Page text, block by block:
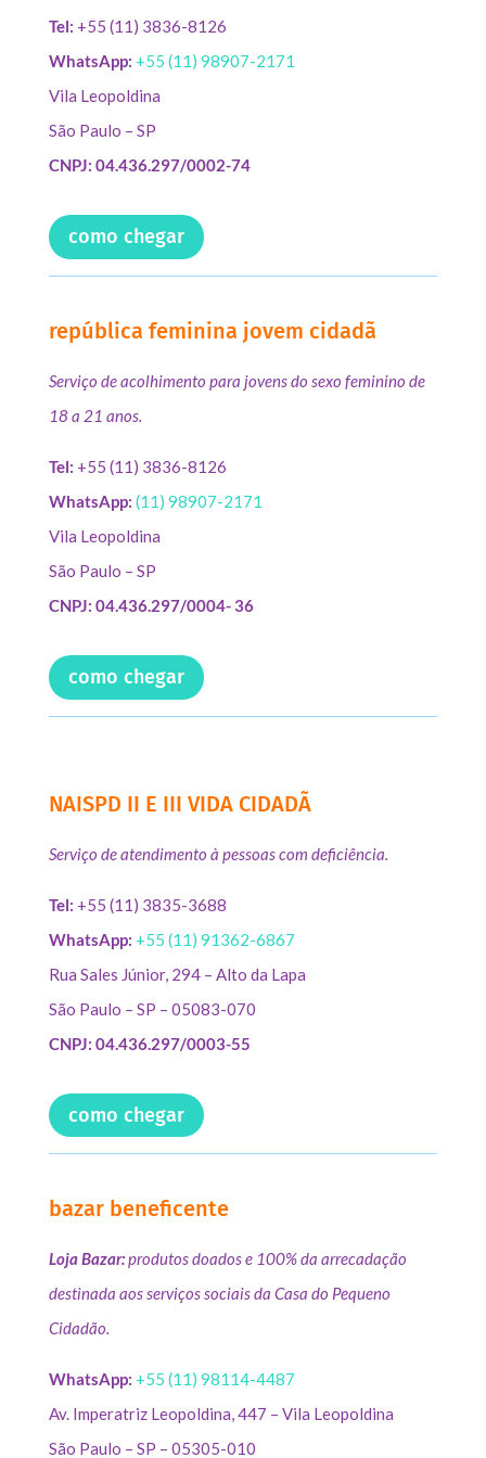
Tel: +55 (11) 3836-8126
WhatsApp: +55 (11) 98907-2171
Vila Leopoldina
São Paulo – SP
CNPJ: 04.436.297/0002-74
como chegar
república feminina jovem cidadã
Serviço de acolhimento para jovens do sexo feminino de
18 a 21 anos.
Tel: +55 (11) 3836-8126
WhatsApp: (11) 98907-2171
Vila Leopoldina
São Paulo – SP
CNPJ: 04.436.297/0004- 36
como chegar
NAISPD II E III VIDA CIDADÃ
Serviço de atendimento à pessoas com deficiência.
Tel: +55 (11) 3835-3688
WhatsApp: +55 (11) 91362-6867
Rua Sales Júnior, 294 – Alto da Lapa
São Paulo – SP – 05083-070
CNPJ: 04.436.297/0003-55
como chegar
bazar beneficente
Loja Bazar:produtos doados e 100% da arrecadação
destinada aos serviços sociais da Casa do Pequeno
Cidadão.
WhatsApp: +55 (11) 98114-4487
Av. Imperatriz Leopoldina, 447 – Vila Leopoldina
São Paulo – SP – 05305-010